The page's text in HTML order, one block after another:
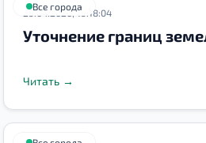
Все города
29.04.2020, 19:18:04
Уточнение границ
Читать →